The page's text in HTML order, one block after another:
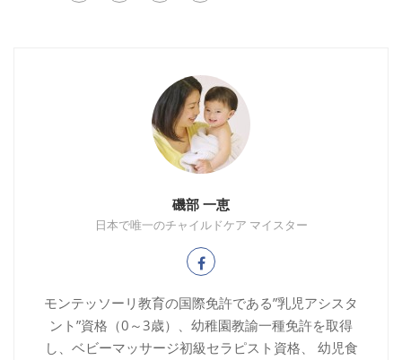
磯部 一恵
日本で唯一のチャイルドケア マイスター
モンテッソーリ教育の国際免許である”乳児アシスタ
ント”資格（0～3歳）、幼稚園教諭一種免許を取得
し、ベビーマッサージ初級セラピスト資格、 幼児食